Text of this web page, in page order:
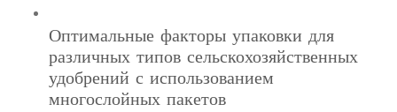
Оптимальные факторы упаковки для
различных типов сельскохозяйственных
удобрений с использованием
многослойных пакетов